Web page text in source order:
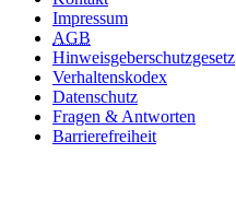
Impressum
AGB
Hinweisgeberschutzgesetz
Verhaltenskodex
Datenschutz
Fragen & Antworten
Barrierefreiheit